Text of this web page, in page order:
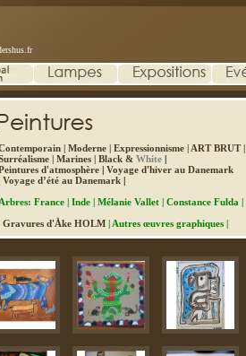
| Moderne | Expressionnisme | ART BRUT|
| Marines | Black & White |
d'atmosphère | Voyage d'hiver au Danemark
Voyage d’été au Danemark |
Arbres: France | Inde | Mélanie Vallet | Constance Fulda |
Gravures d'Åke HOLM | Autres œuvres graphiques |